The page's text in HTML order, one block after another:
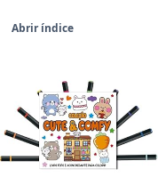
Abrir índice